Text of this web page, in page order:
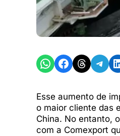
Share on WhatsApp
Share on Facebook
Share onShare on
Esse aumento de
o maior cliente das
China. No entanto,
com a Comexport